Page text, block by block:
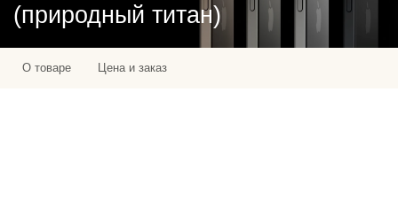
(природный титан)
О товаре Цена и заказ